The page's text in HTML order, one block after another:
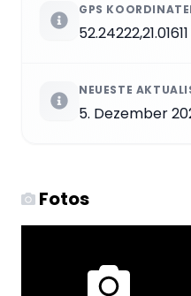
GPS
52.24222,21.01611
NEUESTE
5. Dezember
Fotos